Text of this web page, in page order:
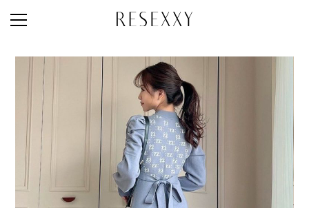
STAFF STYLE
NEWS
MAGAZINE
LOOK BOOK
NEW ARRIVAL
RANKING
STYLE PHOTO